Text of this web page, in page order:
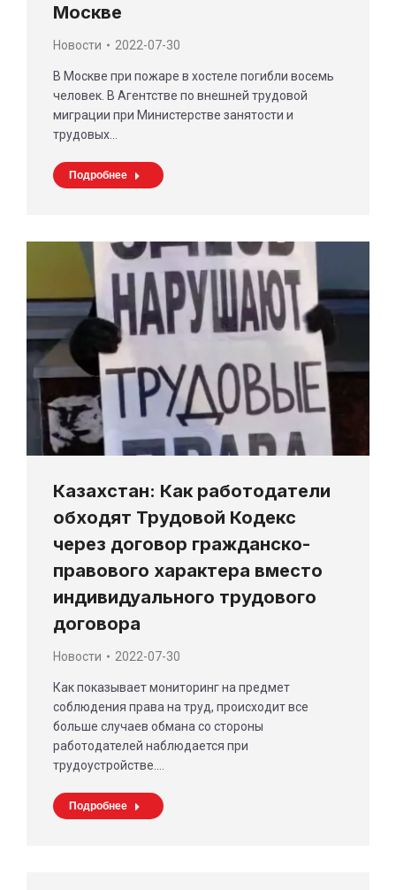
Москве
Новости 2022-07-30
В Москве при пожаре в хостеле погибли восемь
человек. В Агентстве по внешней трудовой
миграции при Министерстве занятости и
трудовых…
Подробнее
Казахстан: Как работодатели
обходят Трудовой Кодекс
через договор гражданско-
правового характера вместо
индивидуального трудового
договора
Новости 2022-07-30
Как показывает мониторинг на предмет
соблюдения права на труд, происходит все
больше случаев обмана со стороны
работодателей наблюдается при
трудоустройстве.…
Подробнее